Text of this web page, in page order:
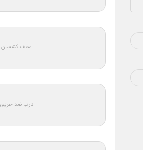
سقف کشسان
درب ضد حریق